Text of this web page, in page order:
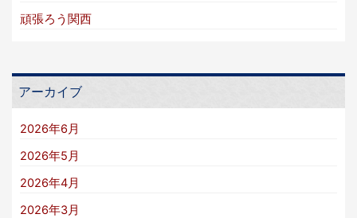
頑張ろう関西
アーカイブ
2026年6月
2026年5月
2026年4月
2026年3月